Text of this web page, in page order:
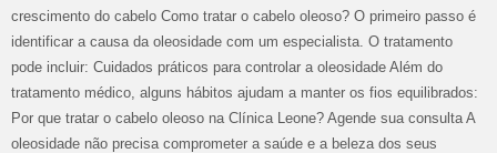
crescimento do cabelo Como tratar o cabelo oleoso? O primeiro passo é
identificar a causa da oleosidade com um especialista. O tratamento
pode incluir: Cuidados práticos para controlar a oleosidade Além do
tratamento médico, alguns hábitos ajudam a manter os fios equilibrados:
Por que tratar o cabelo oleoso na Clínica Leone? Agende sua consulta A
oleosidade não precisa comprometer a saúde e a beleza dos seus